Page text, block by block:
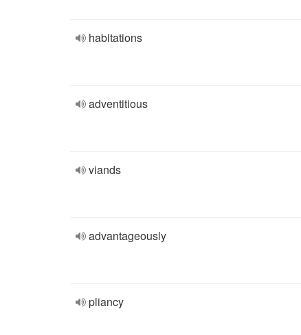
habitations
adventitious
viands
advantageously
pliancy